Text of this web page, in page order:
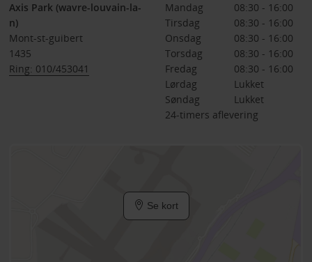
Axis Park (wavre-louvain-la-
n)
Mont-st-guibert
1435
Ring: 010/453041
Mandag
08:30 - 16:00
Tirsdag
08:30 - 16:00
Onsdag
08:30 - 16:00
Torsdag
08:30 - 16:00
Fredag
08:30 - 16:00
Lørdag
Lukket
Søndag
Lukket
24-timers aflevering
Se kort